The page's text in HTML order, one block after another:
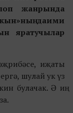
жанрында
даими
яратучылар
иҗаты
шулай ук үз
булачак. Ә иң